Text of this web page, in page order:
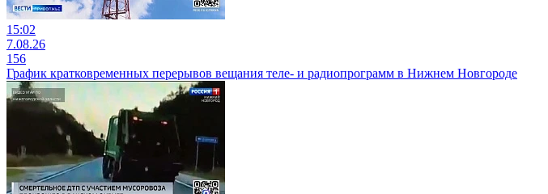
15:02
7.08.26
156
График кратковременных перерывов вещания теле- и радиопрограмм в Нижнем Новгороде